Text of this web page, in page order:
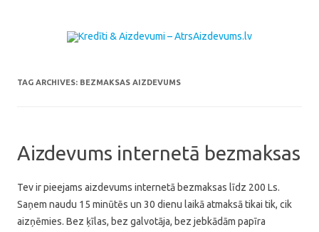
TAG ARCHIVES: BEZMAKSAS AIZDEVUMS
Aizdevums internetā bezmaksas
Tev ir pieejams aizdevums internetā bezmaksas līdz 200 Ls.
Saņem naudu 15 minūtēs un 30 dienu laikā atmaksā tikai tik, cik
aizņēmies. Bez ķīlas, bez galvotāja, bez jebkādām papīra